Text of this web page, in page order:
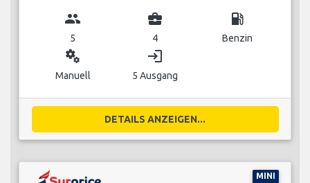
group
5
business_center
4
local_gas_station
Benzin
miscellaneous_services
Manuell
login
5 Ausgang
DETAILS ANZEIGEN...
MINI